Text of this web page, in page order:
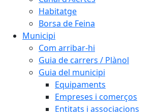
Habitatge
Borsa de Feina
Municipi
Com arribar-hi
Guia de carrers / Plànol
Guia del municipi
Equipaments
Empreses i comerços
Entitats i associacions